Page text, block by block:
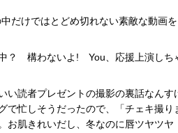
だけではとどめ切れない素敵な動画
？ 構わないよ! You、応援上演しち
い読者プレゼントの撮影の裏話なん
で忙しそうだったので、「チェキ撮
お肌きれいだし、冬なのに唇ツヤツ